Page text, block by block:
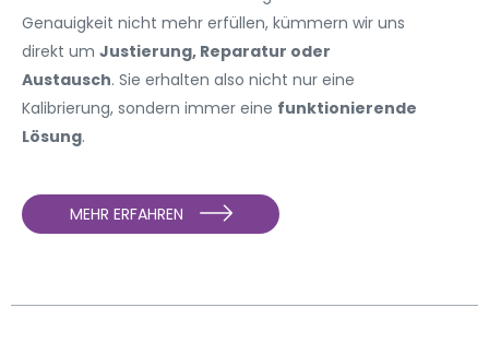
Genauigkeit nicht mehr erfüllen, kümmern wir uns
direkt um Justierung, Reparatur oder
Austausch. Sie erhalten also nicht nur eine
Kalibrierung, sondern immer eine funktionierende
Lösung.
MEHR ERFAHREN